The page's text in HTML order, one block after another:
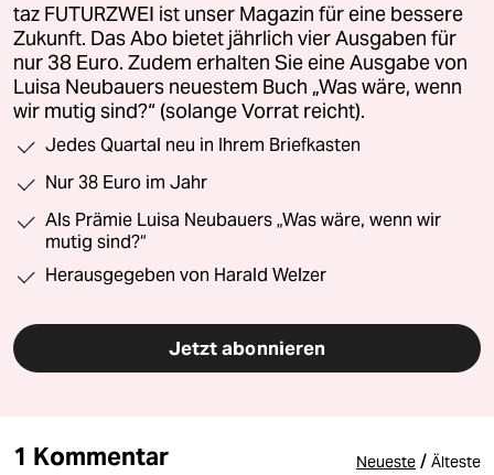
taz FUTURZWEI ist unser Magazin für eine bessere
Zukunft. Das Abo bietet jährlich vier Ausgaben für
nur 38 Euro. Zudem erhalten Sie eine Ausgabe von
Luisa Neubauers neuestem Buch „Was wäre, wenn
wir mutig sind?“ (solange Vorrat reicht).
Jedes Quartal neu in Ihrem Briefkasten
Nur 38 Euro im Jahr
Als Prämie Luisa Neubauers „Was wäre, wenn wir
mutig sind?“
Herausgegeben von Harald Welzer
Jetzt abonnieren
1 Kommentar Neueste / Älteste